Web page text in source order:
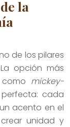
la
de los pilares
opción más
mickey-
cada
acento en el
unidad y